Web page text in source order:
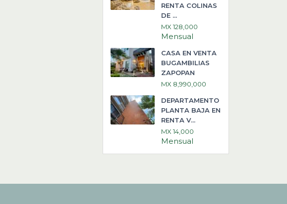
RENTA COLINAS
DE ...
MX 128,000
Mensual
CASA EN VENTA
BUGAMBILIAS
ZAPOPAN
MX 8,990,000
DEPARTAMENTO
PLANTA BAJA EN
RENTA V...
MX 14,000
Mensual